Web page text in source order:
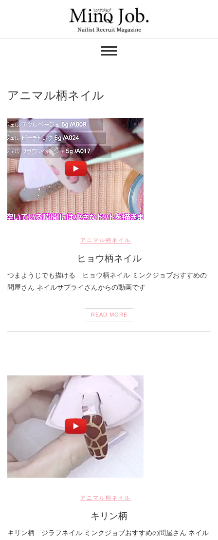
ネイリスト求人の
MinQ Job（ミンク
アニマル柄ネイル
アニマル柄ネイル
ヒョウ柄ネイル
つまようじでも描ける ヒョウ柄ネイル ミンクジョブおすすめの
問屋さん ネイルサプライさんからの動画です
READ MORE
アニマル柄ネイル
キリン柄
キリン柄 ジラフネイル ミンクジョブおすすめの問屋さん ネイル